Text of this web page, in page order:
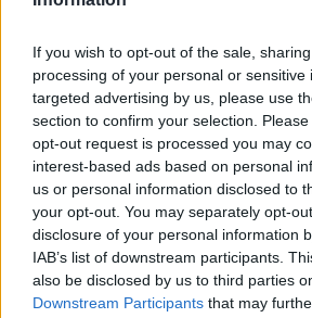
If you wish to opt-out of the sale,
processing of your personal or sensitive
targeted advertising by us, please use
section to confirm your selection.
opt-out request is processed you may
interest-based ads based on personal
us or personal information disclosed to
your opt-out. You may separately opt-
disclosure of your personal information
IAB’s list of downstream participants.
also be disclosed by us to third parties
Downstream Participants that may
radice il fenomeno mafioso, sia sul
riutilizzo sociale e produttivo dei beni
indirizzato verso l’Europa perché è maturo
un vero spazio antimafia europeo, alla luce
“doppio binario” tanto caro a Falcone e
ripreso e rilanciato dall’ONU a Vienna, in
conclusioni della Conferenza
a Palermo, nel dicembre del 2000.
Certi di una Sua attenzione e in attesa di
auguriamo buon lavoro e Le chiediamo di
l’aspettativa che ancora una volta
istituzioni democratiche in difesa delle quali
servitori dello Stato è stato generoso e